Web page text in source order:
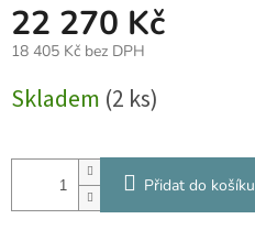
22 270 Kč
18 405 Kč bez DPH
cena:
Skladem (2 ks)
Přidat do košíku